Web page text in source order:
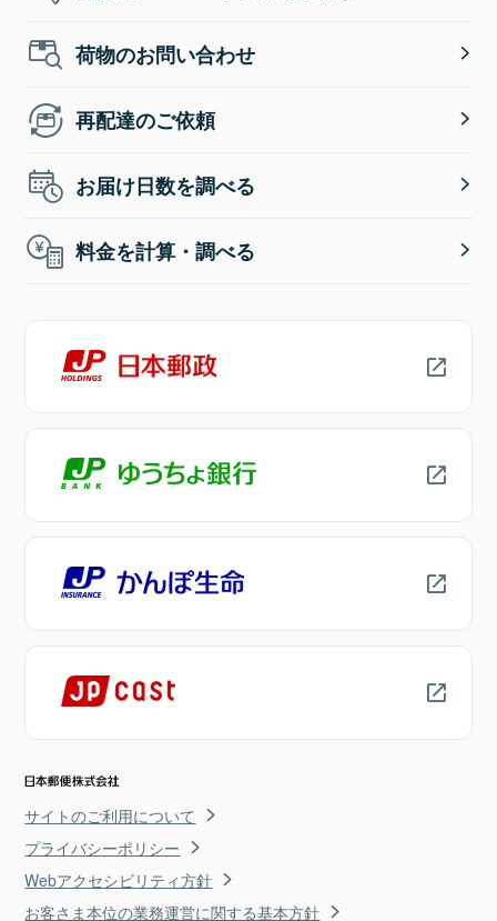
荷物のお問い合わせ
再配達のご依頼
お届け日数を調べる
料金を計算・調べる
サイトのご利用について
プライバシーポリシー
Webアクセシビリティ方針
お客さま本位の業務運営に関する基本方針